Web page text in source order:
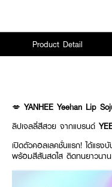
Product Detail
💋 YANHEE Yeehan Lip
ลิปเจลลี่สีสวย จากแบรนด์
เปิดตัวคอลเลคชั่นแรก! ได้แรงบั
พร้อมสีสันสดใส ติดทนยาวนาน